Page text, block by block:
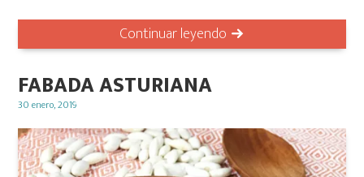
Continuar leyendo
FABADA ASTURIANA
Posted
30 enero, 2019